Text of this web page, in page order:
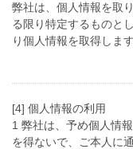
弊社は、個人情報を取
る限り特定するものと
り個人情報を取得します
[4] 個人情報の利用
1 弊社は、予め個人情
を得ないで、ご本人に